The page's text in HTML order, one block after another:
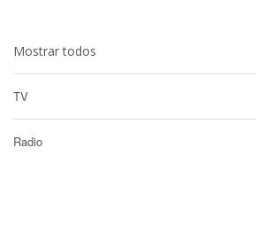
Mostrar todos
TV
Radio